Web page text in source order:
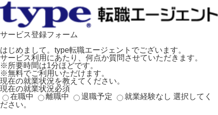
サービス登録フォーム
はじめまして。type転職エージェントでございます。
サービス利用にあたり、何点か質問させていただきます。
※所要時間は1分ほどです。
※無料でご利用いただけます。
現在の就業状況を教えてください。
現在の就業状況必須
在職中
離職中 退職予定 就業経験なし 選択してく
ださい。